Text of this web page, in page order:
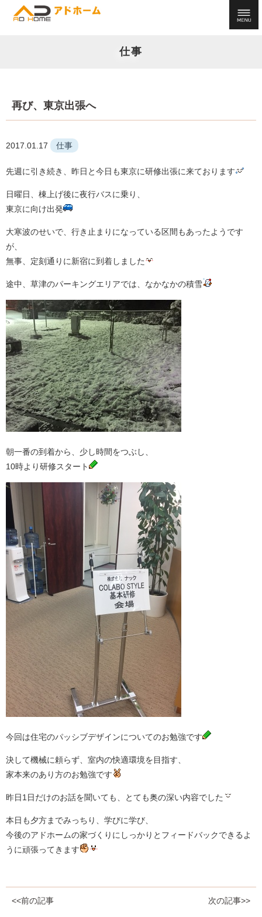
仕事
再び、東京出張へ
2017.01.17 仕事
先週に引き続き、昨日と今日も東京に研修出張に来ております
日曜日、棟上げ後に夜行バスに乗り、
東京に向け出発
大寒波のせいで、行き止まりになっている区間もあったようです
が、
無事、定刻通りに新宿に到着しました
途中、草津のパーキングエリアでは、なかなかの積雪
朝一番の到着から、少し時間をつぶし、
10時より研修スタート
今回は住宅のパッシブデザインについてのお勉強です
決して機械に頼らず、室内の快適環境を目指す、
家本来のあり方のお勉強です
昨日1日だけのお話を聞いても、とても奥の深い内容でした
本日も夕方までみっちり、学びに学び、
今後のアドホームの家づくりにしっかりとフィードバックできるよ
うに頑張ってきます
<<前の記事 次の記事>>